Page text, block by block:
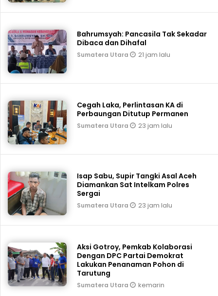
Bahrumsyah: Pancasila Tak Sekadar
Dibaca dan Dihafal
Sumatera Utara 21 jam lalu
Cegah Laka, Perlintasan KA di
Perbaungan Ditutup Permanen
Sumatera Utara 23 jam lalu
Isap Sabu, Supir Tangki Asal Aceh
Diamankan Sat Intelkam Polres
Sergai
Sumatera Utara 23 jam lalu
Aksi Gotroy, Pemkab ‎Kolaborasi
Dengan DPC Partai Demokrat
Lakukan Penanaman Pohon di
Tarutung
Sumatera Utara kemarin